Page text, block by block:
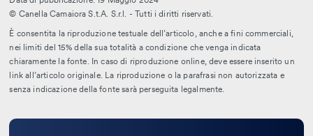
© Canella Camaiora S.t.A. S.r.l. - Tutti i diritti riservati.
È consentita la riproduzione testuale dell’articolo, anche a fini commerciali,
nei limiti del 15% della sua totalità a condizione che venga indicata
chiaramente la fonte. In caso di riproduzione online, deve essere inserito un
link all’articolo originale. La riproduzione o la parafrasi non autorizzata e
senza indicazione della fonte sarà perseguita legalmente.
Leggi